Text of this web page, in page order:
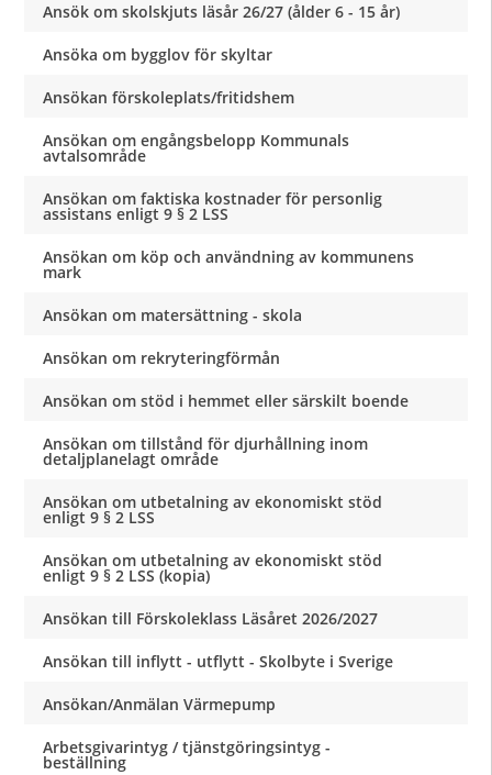
Ansök om skolskjuts läsår 26/27 (ålder 6 - 15 år)
Ansöka om bygglov för skyltar
Ansökan förskoleplats/fritidshem
Ansökan om engångsbelopp Kommunals
avtalsområde
Ansökan om faktiska kostnader för personlig
assistans enligt 9 § 2 LSS
Ansökan om köp och användning av kommunens
mark
Ansökan om matersättning - skola
Ansökan om rekryteringförmån
Ansökan om stöd i hemmet eller särskilt boende
Ansökan om tillstånd för djurhållning inom
detaljplanelagt område
Ansökan om utbetalning av ekonomiskt stöd
enligt 9 § 2 LSS
Ansökan om utbetalning av ekonomiskt stöd
enligt 9 § 2 LSS (kopia)
Ansökan till Förskoleklass Läsåret 2026/2027
Ansökan till inflytt - utflytt - Skolbyte i Sverige
Ansökan/Anmälan Värmepump
Arbetsgivarintyg / tjänstgöringsintyg -
beställning